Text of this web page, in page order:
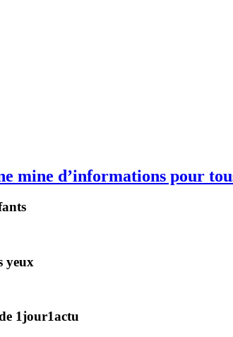
mine d’informations pour
yeux
1jour1actu